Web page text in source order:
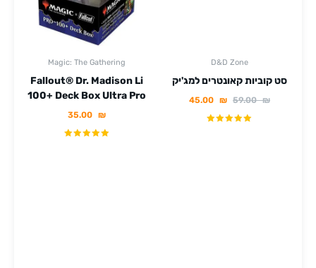
Magic: The Gathering
Fallout® Dr. Madison Li
100+ Deck Box Ultra Pro
35.00 ₪
D&D Zone
סט קוביות קאונטרים למג'יק
59.00 ₪
45.00 ₪